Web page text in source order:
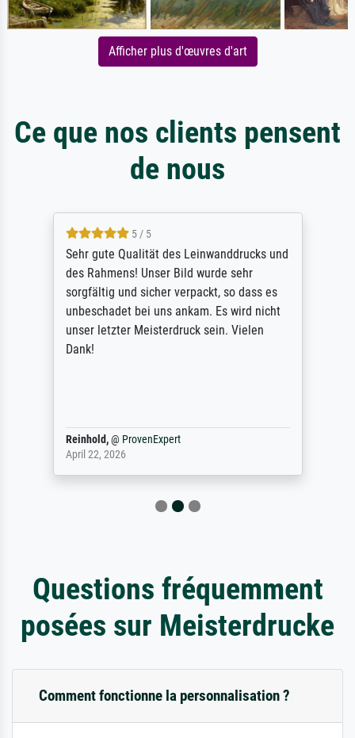
Afficher plus d'œuvres d'art
Ce que nos clients pensent
de nous
5 / 5
Sehr gute Qualität des Leinwanddrucks und
des Rahmens! Unser Bild wurde sehr
sorgfältig und sicher verpackt, so dass es
unbeschadet bei uns ankam. Es wird nicht
unser letzter Meisterdruck sein. Vielen
Dank!
Reinhold,@ ProvenExpert
April 22, 2026
Questions fréquemment
posées sur Meisterdrucke
Comment fonctionne la personnalisation ?